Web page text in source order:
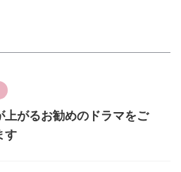
上がるお勧めのドラマをご
す